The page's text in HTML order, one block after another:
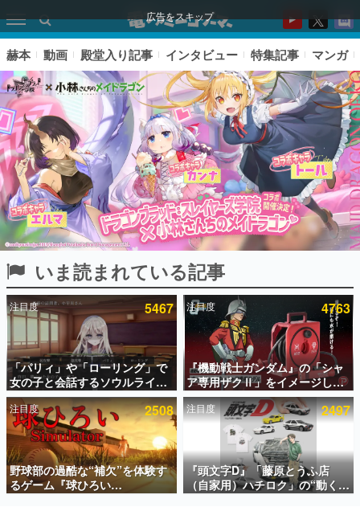
広告をスキップ
ピックアップ
電ファミのいま読まれている記事ランキング
アプリセール情報
インタビュー
連載・特集一覧
殿堂入り記事
SNS拡散数が数千以上！ ページビュー数万以上！ などな
ど。多くの人々に読まれた、電ファミ渾身の“殿堂入り”記
事をまとめました。
赫本 動画 殿堂入り記事 インタビュー 特集記事 マンガ
いま読まれている記事
注目度 5467
「パリィ」や「ローリング」で
女の子と会話するソウルライク
恋愛ゲーム『小早川さんはソウ
ルライク』無料公開。返事に失
敗すると「YOU DIED」
注目度 4763
『機動戦士ガンダム』の「シャ
ア専用ザクⅡ」をイメージした
散水ホースリールが予約開始。
本体にはシャアのパーソナルマ
ークやジオン公国軍のエンブレ
ム、型式番号などを配置
注目度 2508
野球部の過酷な“補欠”を体験す
るゲーム『球ひろい
Simulator』が「1件」のウィッ
注目度 2497
『頭文字D』「藤原とうふ店
（自家用）ハチロク」の“動くテ
ィッシュケース”が買えるポップ